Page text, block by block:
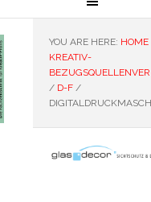
YOU ARE HERE: HOME
KREATIV-
/ D-F /